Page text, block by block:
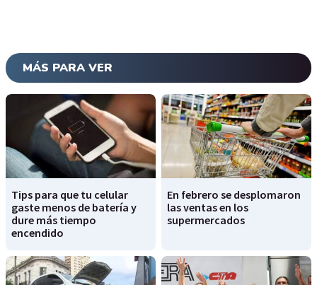
MÁS PARA VER
Tips para que tu celular
gaste menos de batería y
dure más tiempo
encendido
En febrero se desplomaron
las ventas en los
supermercados